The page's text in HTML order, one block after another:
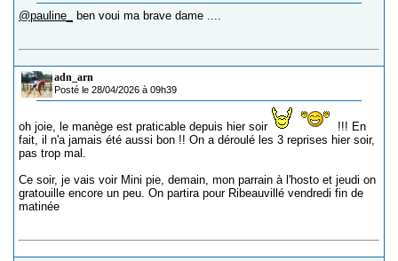
@pauline_ ben voui ma brave dame ....
adn_arn
Posté le 28/04/2026 à 09h39
oh joie, le manège est praticable depuis hier soir
!!! En
fait, il n'a jamais été aussi bon !! On a déroulé les 3 reprises hier soir,
pas trop mal.
Ce soir, je vais voir Mini pie, demain, mon parrain à l'hosto et jeudi on
gratouille encore un peu. On partira pour Ribeauvillé vendredi fin de
matinée